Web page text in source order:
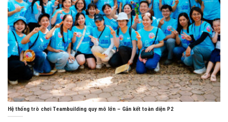
Hệ thống trò chơi Teambuilding quy mô lớn – Gắn kết toàn diện P2